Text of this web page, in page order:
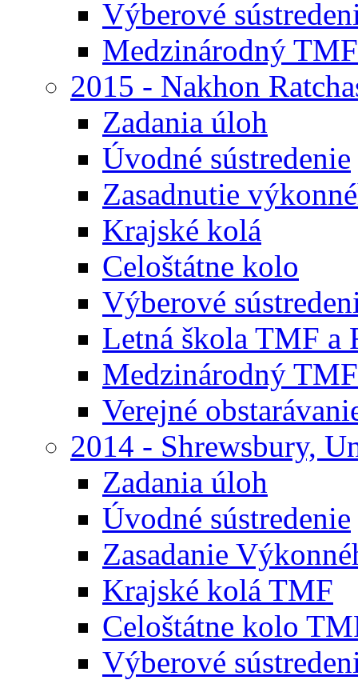
Výberové
Medzinárodný TMF
2015 - Nakhon
Zadania úloh
Úvodné sústredenie
Zasadnutie
Krajské kolá
Celoštátne kolo
Výberové
Letná škola TMF a
Medzinárodný TMF
Verejné
2014 - Shrewsbury,
Zadania úloh
Úvodné sústredenie
Zasadanie
Krajské kolá TMF
Celoštátne kolo
Výberové